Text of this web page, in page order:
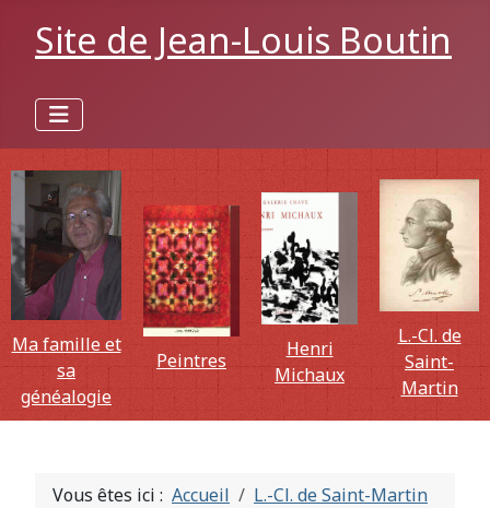
Site de Jean-Louis Boutin
Ma famille et
sa
généalogie
Peintres
Henri
Michaux
L.-Cl. de
Saint-
Martin
Vous êtes ici : Accueil
L.-Cl. de Saint-Martin